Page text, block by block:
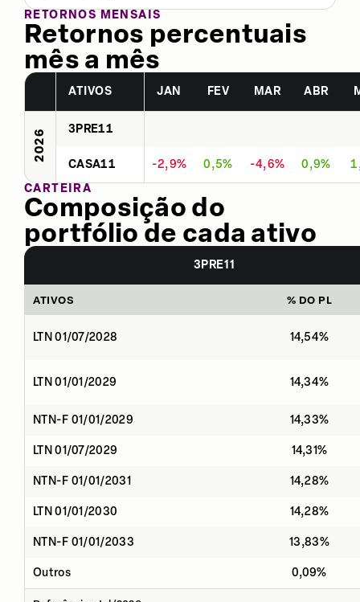
RETORNOS MENSAIS
Retornos percentuais
mês a mês
ATIVOS JAN FEV MAR ABR
2026 3PRE11
CASA11 -2,9% 0,5% -4,6% 0,9%
CARTEIRA
Composição do
portfólio de cada ativo
3PRE11
ATIVOS % DO PL
LTN 01/07/2028 14,54%
LTN 01/01/2029 14,34%
NTN-F 01/01/2029 14,33%
LTN 01/07/2029 14,31%
NTN-F 01/01/2031 14,28%
LTN 01/01/2030 14,28%
NTN-F 01/01/2033 13,83%
Outros 0,09%